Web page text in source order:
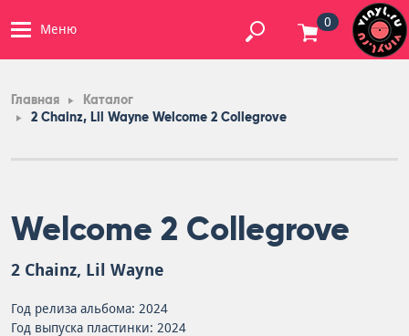
Меню 0
Главная
Каталог
2 Chainz, Lil Wayne Welcome 2 Collegrove
Welcome 2 Collegrove
2 Chainz, Lil Wayne
Год релиза альбома: 2024
Год выпуска пластинки: 2024